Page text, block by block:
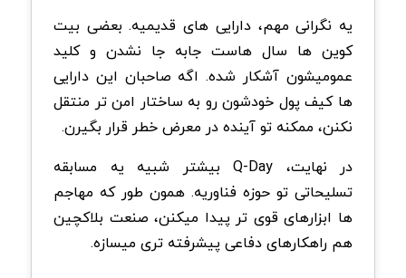
یه نگرانی مهم، دارایی های قدیمیه. بعضی بیت
کوین ها سال هاست جابه جا نشدن و کلید
عمومیشون آشکار شده. اگه صاحبان این دارایی
ها کیف پول خودشون رو به ساختار امن تر منتقل
نکنن، ممکنه تو آینده در معرض خطر قرار بگیرن.
در نهایت، Q-Day بیشتر شبیه یه مسابقه
تسلیحاتی تو حوزه فناوریه. همون طور که مهاجم
ها ابزارهای قوی تر پیدا میکنن، صنعت بلاکچین
هم راهکارهای دفاعی پیشرفته تری میسازه.